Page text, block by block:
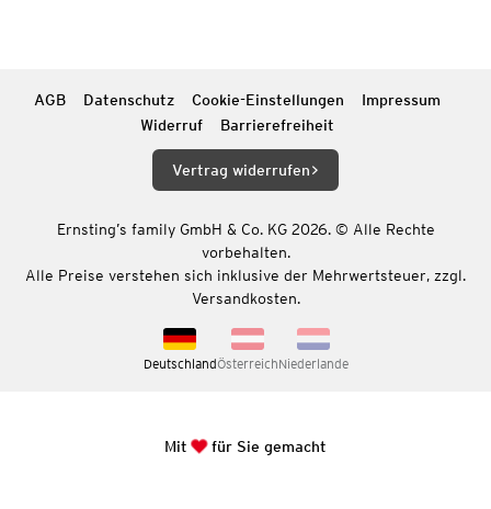
AGB Datenschutz Cookie-Einstellungen
Impressum
Widerruf
Barrierefreiheit
Vertrag widerrufen
Ernsting’s family GmbH & Co. KG 2026. © Alle Rechte
vorbehalten.
Alle Preise verstehen sich inklusive der Mehrwertsteuer, zzgl.
Versandkosten.
DeutschlandÖsterreichNiederlande
Mit für Sie gemacht